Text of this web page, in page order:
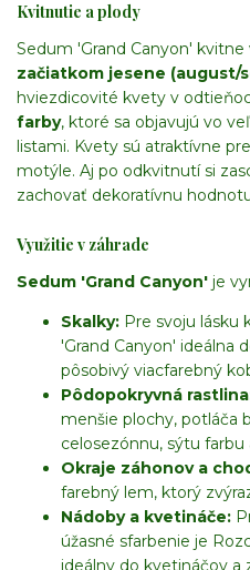
Kvitnutie a plody
Sedum 'Grand Canyon' kvitne
začiatkom jesene (august/
hviezdicovité kvety v
farby, ktoré sa objavujú vo
listami. Kvety sú atraktívne
motýle. Aj po odkvitnutí si
zachovať dekoratívnu
Využitie v záhrade
Sedum 'Grand Canyon' je
Skalky: Pre svoju lásku
'Grand Canyon' ideálna
pôsobivý viacfarebný
Pôdopokryvná
menšie plochy, potláča
celosezónnu, sýtu
Okraje záhonov a
farebný lem, ktorý
Nádoby a kvetináče:
úžasné sfarbenie je
ideálny do kvetináčov a